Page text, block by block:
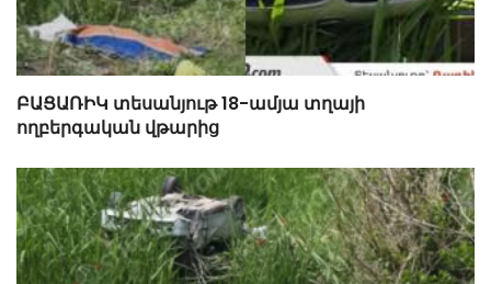
ԲԱՑԱՌԻԿ տեսանյութ 18-ամյա տղայի
ողբերգական վթարից